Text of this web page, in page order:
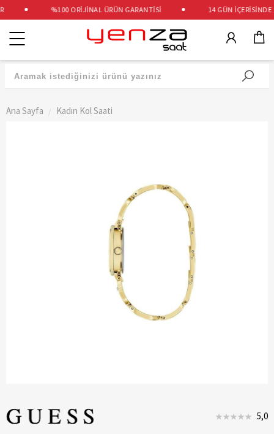
%100 ORİJİNAL ÜRÜN GARANTİSİ 14 GÜN İÇERİSİNDE
Kategoriler
Ana Sayfa Kadın Kol Saati
5,0